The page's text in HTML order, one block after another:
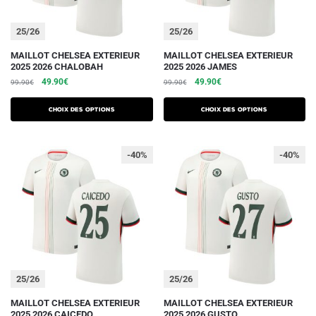
du
du
25/26
MAILLOT CHELSEA EXTERIEUR
2025 2026 CHALOBAH
99.90€
Le
initial
était :
49.90€Le
actuel
est :
Choix des options
Ce
produit
a
plusieurs
variations.
options
peuvent
être
du
25/26
MAILLOT CHELSEA EXTERIEUR
2025 2026 JAMES
99.90€
Le
initial
était :
49.90€Le
actuel
est :
Choix des options
Ce
produit
a
plusieurs
variations.
options
peuvent
être
du
25/26
-40%
MAILLOT CHELSEA EXTERIEUR
Ce
25/26
-40%
MAILLOT CHELSEA EXTERIEUR
Ce